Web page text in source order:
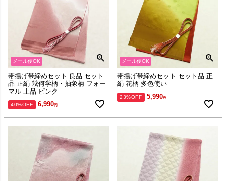
メール便OK
帯揚げ帯締めセット 良品 セット
品 正絹 幾何学柄・抽象柄 フォー
マル 上品 ピンク
40%OFF 6,990
メール便OK
帯揚げ帯締めセット セット品 正
絹 花柄 多色使い
23%OFF 5,990